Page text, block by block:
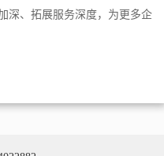
深、拓展服务深度，为更多企